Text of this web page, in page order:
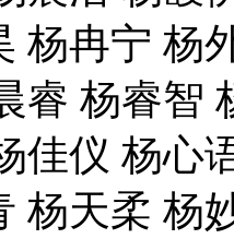
杨冉宁 杨
睿 杨睿智
佳仪 杨心
杨天柔 杨